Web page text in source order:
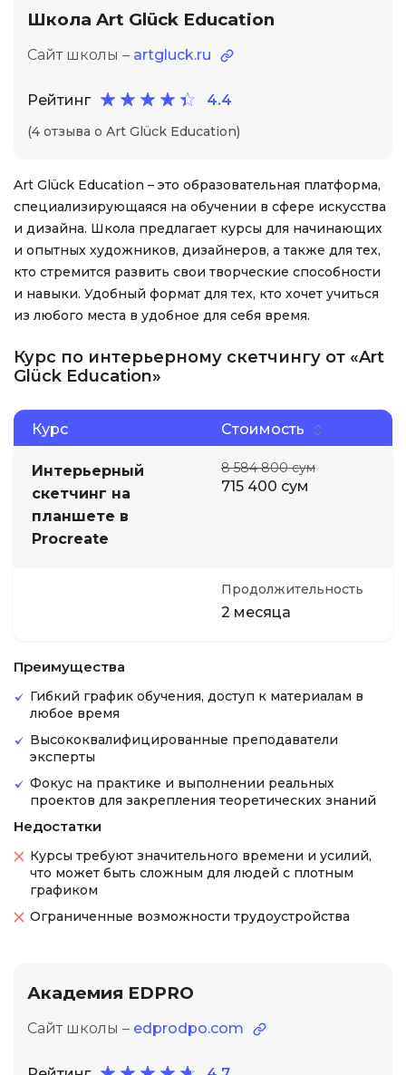
Школа Art Glück Education
Сайт школы – artgluck.ru
Рейтинг 4.4
(4 отзыва о Art Glück Education)
Art Glück Education – это образовательная платформа,
специализирующаяся на обучении в сфере искусства
и дизайна. Школа предлагает курсы для начинающих
и опытных художников, дизайнеров, а также для тех,
кто стремится развить свои творческие способности
и навыки. Удобный формат для тех, кто хочет учиться
из любого места в удобное для себя время.
Курс по интерьерному скетчингу от «Art
Glück Education»
Курс Стоимость
Интерьерный
скетчинг на
планшете в
Procreate
8 584 800 сум
715 400 сум
Продолжительность
2 месяца
Преимущества
Гибкий график обучения, доступ к материалам в
любое время
Высококвалифицированные преподаватели
эксперты
Фокус на практике и выполнении реальных
проектов для закрепления теоретических знаний
Недостатки
Курсы требуют значительного времени и усилий,
что может быть сложным для людей с плотным
графиком
Ограниченные возможности трудоустройства
Академия EDPRO
Сайт школы – edprodpo.com